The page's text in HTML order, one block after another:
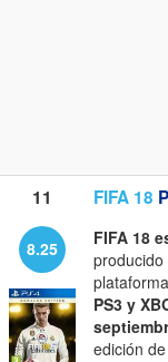
11 FIFA 18
8.25 FIFA 18
PS3 y
edición